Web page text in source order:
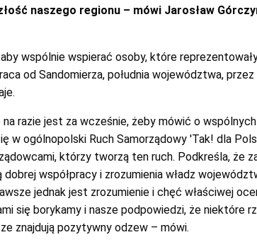
naszego regionu – mówi Jarosław
wspólnie wspierać osoby, które
od Sandomierza, południa województwa,
razie jest za wcześnie, żeby mówić o
w ogólnopolski Ruch Samorządowy 'Tak! dla
którzy tworzą ten ruch. Podkreśla, że
współpracy i zrozumienia władz
jednak jest zrozumienie i chęć właściwej
się borykamy i nasze podpowiedzi, że niektóre
znajdują pozytywny odzew – mówi.